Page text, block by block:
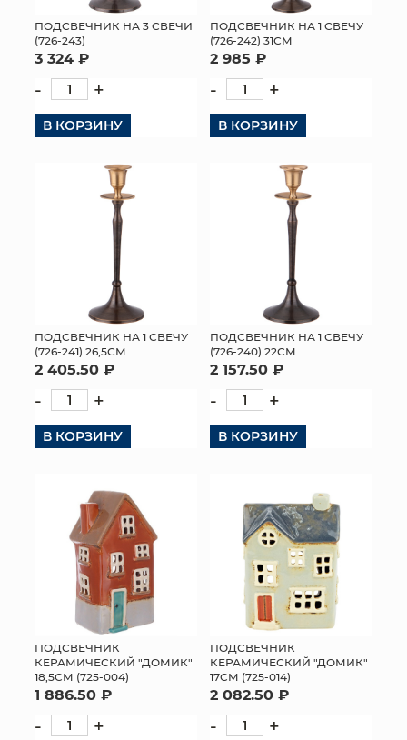
ОПТОВЫМ КЛИЕНТАМ
ДОСТАВКА И ОПЛАТА
КОНТАКТЫ
ПОДСВЕЧНИК НА 3 СВЕЧИ
(726-243)
3 324 ₽
- +
В КОРЗИНУ
ПОДСВЕЧНИК НА 1 СВЕЧУ
(726-242) 31СМ
2 985 ₽
- +
В КОРЗИНУ
ПОДСВЕЧНИК НА 1 СВЕЧУ
(726-241) 26,5СМ
2 405.50 ₽
- +
В КОРЗИНУ
ПОДСВЕЧНИК НА 1 СВЕЧУ
(726-240) 22СМ
2 157.50 ₽
- +
В КОРЗИНУ
ПОДСВЕЧНИК
КЕРАМИЧЕСКИЙ "ДОМИК"
18,5СМ (725-004)
1 886.50 ₽
- +
ПОДСВЕЧНИК
КЕРАМИЧЕСКИЙ "ДОМИК"
17СМ (725-014)
2 082.50 ₽
- +